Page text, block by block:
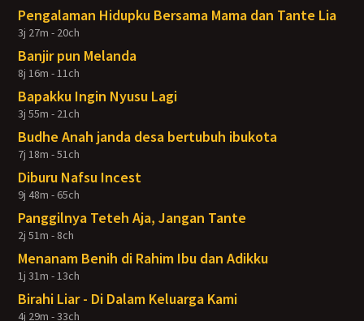
Pengalaman Hidupku Bersama Mama dan Tante Lia
3j 27m - 20ch
Banjir pun Melanda
8j 16m - 11ch
Bapakku Ingin Nyusu Lagi
3j 55m - 21ch
Budhe Anah janda desa bertubuh ibukota
7j 18m - 51ch
Diburu Nafsu Incest
9j 48m - 65ch
Panggilnya Teteh Aja, Jangan Tante
2j 51m - 8ch
Menanam Benih di Rahim Ibu dan Adikku
1j 31m - 13ch
Birahi Liar - Di Dalam Keluarga Kami
4j 29m - 33ch